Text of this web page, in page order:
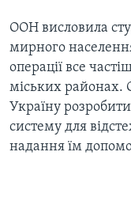
ООН висловила
мирного
операції все
міських районах.
Україну
систему для
надання їм